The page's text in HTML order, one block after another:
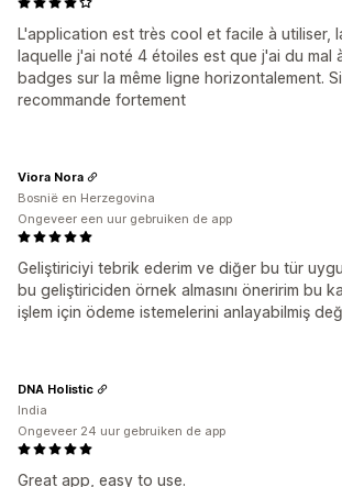
L'application est très cool et facile à utiliser,
laquelle j'ai noté 4 étoiles est que j'ai du mal
badges sur la même ligne horizontalement.
recommande fortement
Geliştiriciyi tebrik ederim ve diğer bu tür
bu geliştiriciden örnek almasını öneririm bu
işlem için ödeme istemelerini anlayabilmiş
Viora Nora
Bosnië en Herzegovina
Ongeveer een uur gebruiken de app
Great app, easy to use.
DNA Holistic
India
Ongeveer 24 uur gebruiken de app